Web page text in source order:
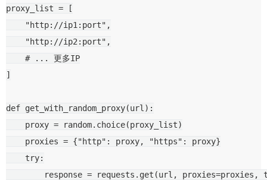
proxy_list =
[
"http://ip1:port" ,
"http://ip2:port" ,
# ... 更多IP
]
def get_with_random_proxy(url ):
proxy = random. choice(proxy_list)
proxies = {"http" : proxy, "https" : proxy}
try:
response = requests . get (url , proxies=proxies ,